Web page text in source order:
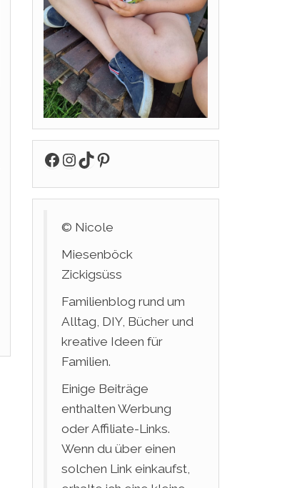
Facebook
Instagram
TikTok
Pinterest
© Nicole
Miesenböck
Zickigsüss
Familienblog rund um
Alltag, DIY, Bücher und
kreative Ideen für
Familien.
Einige Beiträge
enthalten Werbung
oder Affiliate-Links.
Wenn du über einen
solchen Link einkaufst,